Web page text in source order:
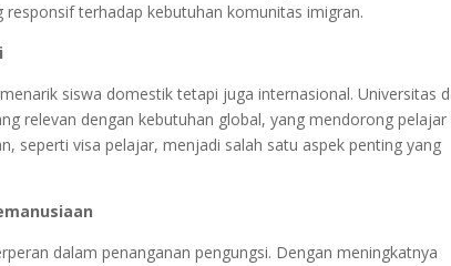
terhadap kebutuhan komunitas imigran.
siswa domestik tetapi juga internasional. Universitas
relevan dengan kebutuhan global, yang mendorong pelajar
seperti visa pelajar, menjadi salah satu aspek penting yang
dalam penanganan pengungsi. Dengan meningkatnya